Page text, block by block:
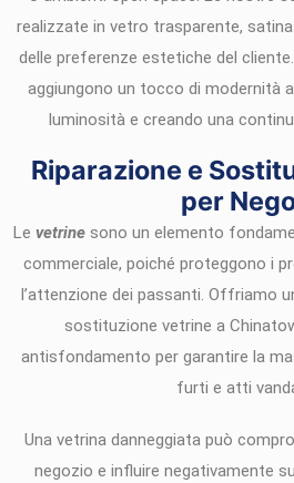
realizzate in vetro trasparente,
delle preferenze estetiche del
aggiungono un tocco di modernità
luminosità e creando una
Riparazione e
per
Le vetrinesono un elemento
commerciale, poiché proteggono i
l’attenzione dei passanti. Offriamo
sostituzione vetrine a
antisfondamento per garantire la
furti e atti
Una vetrina danneggiata può
negozio e influire negativamente